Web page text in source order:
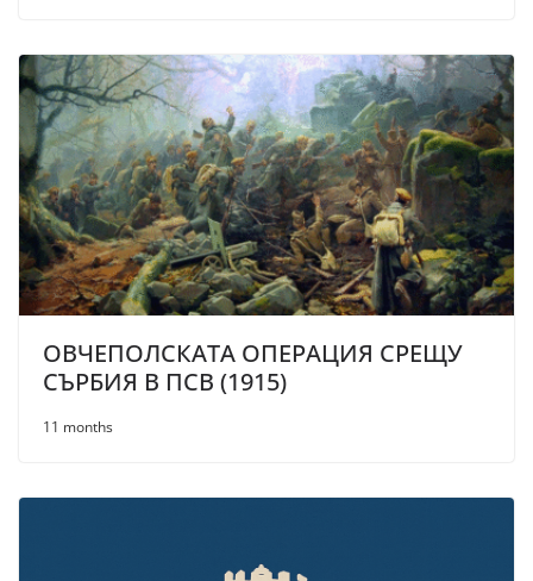
ОВЧЕПОЛСКАТА ОПЕРАЦИЯ СРЕЩУ
СЪРБИЯ В ПСВ (1915)
11 months